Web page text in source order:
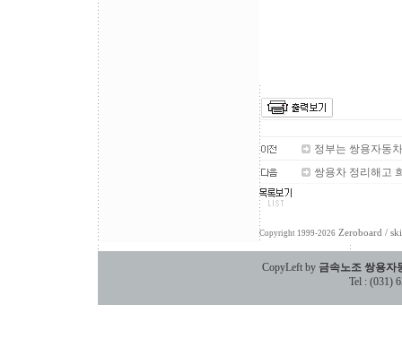
정부는 쌍용자동
쌍용차 정리해고
Copyright 1999-2026 Zeroboard /
CopyLeft by 금속노조 쌍용자
Tel : (031)